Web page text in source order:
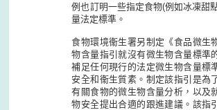
例也訂明一些指定食物(例如冰凍甜
量法定標準。
食物環境衞生署另制定《食品微生
物含量指引就沒有微生物含量標準
補足任何現行的法定微生物含量標
安全和衞生質素。制定該指引是為
有關食物的微生物含量分析，以及
物安全提出合適的跟進建議。該指